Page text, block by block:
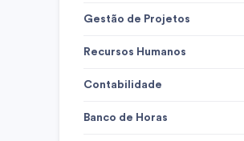
Gestão de Projetos
Recursos Humanos
Contabilidade
Banco de Horas